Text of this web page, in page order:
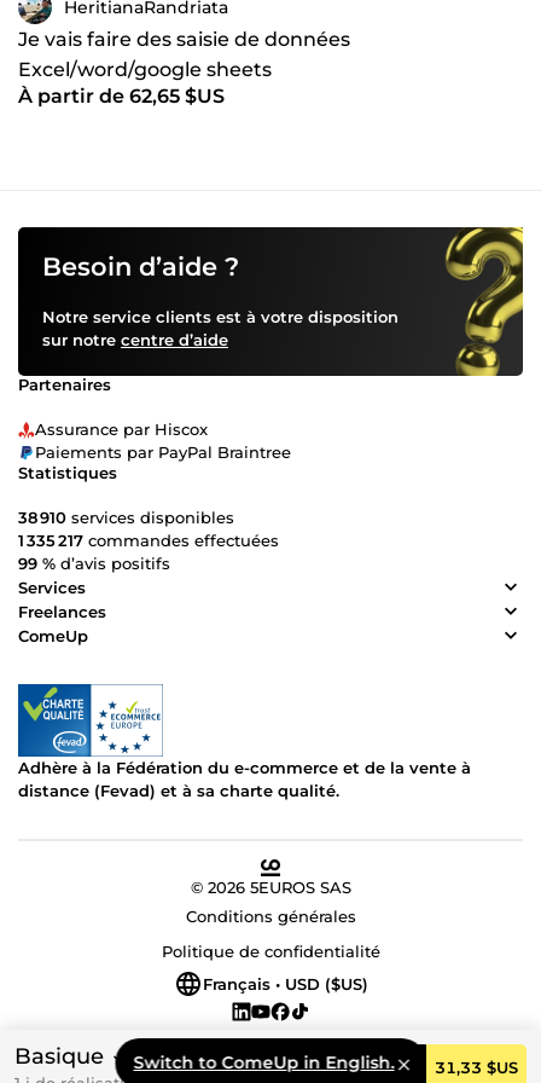
Basique Commander 31,33 $US
HeritianaRandriata
Je vais faire des saisie de données
Excel/word/google sheets
À partir de 62,65 $US
Switch to ComeUp in English.
Besoin d’aide ?
Notre service clients est à votre disposition
sur notre centre d’aide
Partenaires
Assurance par Hiscox
Paiements par PayPal Braintree
Statistiques
38 910 services disponibles
1 335 217 commandes effectuées
99 % d’avis positifs
Services
Freelances
ComeUp
Adhère à la Fédération du e-commerce et de la vente à
distance (Fevad) et à sa charte qualité.
© 2026 5EUROS SAS
Conditions générales
Politique de confidentialité
Français • USD ($US)